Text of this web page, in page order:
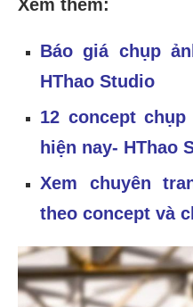
Xem thêm:
Báo giá chụp
HThao Studio
12 concept
hiện nay- HThao
Xem chuyên
theo concept và